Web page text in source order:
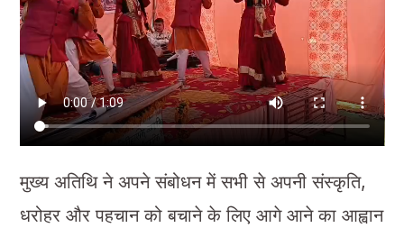
मुख्य अतिथि ने अपने संबोधन में सभी से अपनी संस्कृति,
धरोहर और पहचान को बचाने के लिए आगे आने का आह्वान